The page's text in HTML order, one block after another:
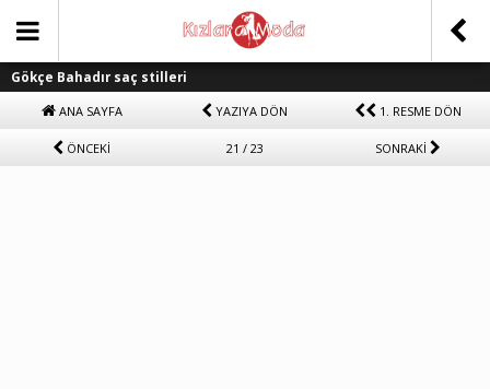
Gökçe Bahadır saç stilleri
ANA SAYFA YAZIYA DÖN 1. RESME DÖN
ÖNCEKİ 21 / 23 SONRAKİ